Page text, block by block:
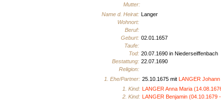
Mutter:
Name d. Heirat: Langer
Wohnort:
Beruf:
Geburt: 02.01.1657
Taufe:
Tod: 20.07.1690 in Niederseiffenbach
Bestattung: 22.07.1690
Religion:
1. Ehe/Partner: 25.10.1675 mit LANGER
1. Kind: LANGER Anna Maria
2. Kind: LANGER Benjamin (04.10.1679